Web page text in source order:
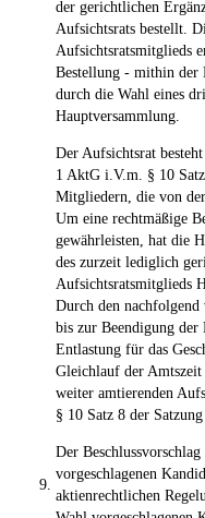
9.
der gerichtlichen
Aufsichtsrats bestellt.
Aufsichtsratsmitglieds
Bestellung - mithin der
durch die Wahl eines
Hauptversammlung.
Der Aufsichtsrat
1 AktG i.V.m. § 10
Mitgliedern, die von
Um eine rechtmäßige
gewährleisten, hat die
des zurzeit lediglich
Aufsichtsratsmitglieds
Durch den nachfolgend
bis zur Beendigung der
Entlastung für das
Gleichlauf der
weiter amtierenden
§ 10 Satz 8 der Satzung
Der
vorgeschlagenen
aktienrechtlichen